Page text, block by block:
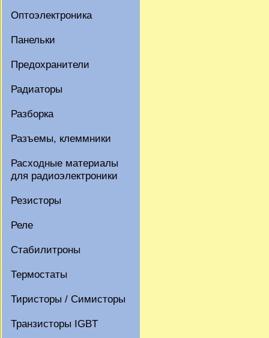
Оптоэлектроника
Панельки
Предохранители
Радиаторы
Разборка
Разъемы, клеммники
Расходные материалы
для радиоэлектроники
Резисторы
Реле
Стабилитроны
Термостаты
Тиристоры / Симисторы
Транзисторы IGBT